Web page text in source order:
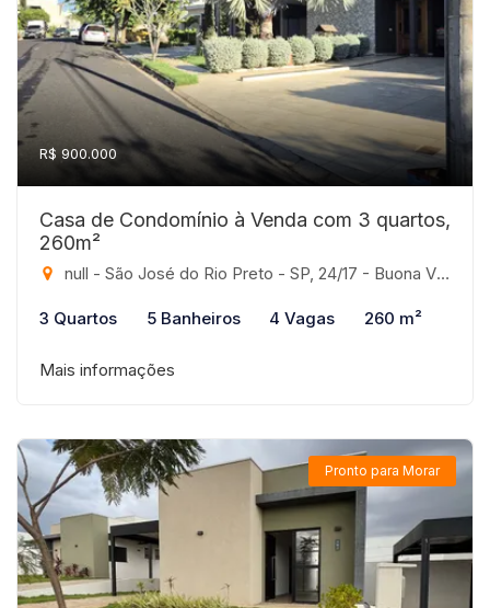
R$ 900.000
Casa de Condomínio à Venda com 3 quartos,
260m²
null - São José do Rio Preto - SP, 24/17 - Buona Vita, São José do Rio Preto-SP
3 Quartos 5 Banheiros 4 Vagas 260 m²
Mais informações
Pronto para Morar